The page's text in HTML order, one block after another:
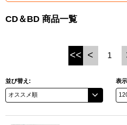
アイドリッシュセブン
モフモフパレード
CD＆BD 商品一覧
<< < 1
並び替え: 表